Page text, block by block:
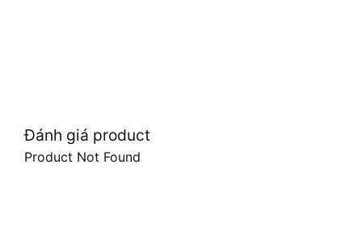
Đánh giá product
Product Not Found